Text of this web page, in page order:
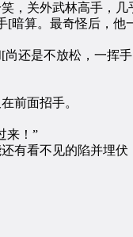
关外武林高手，几
算。最奇怪后，他
还是不放松，一挥
前面招手。
来！”
看不见的陷并埋伏